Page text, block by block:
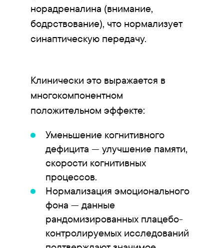
норадреналина (внимание,
бодрствование), что нормализует
синаптическую передачу.
Клинически это выражается в
многокомпонентном
положительном эффекте:
Уменьшение когнитивного
дефицита — улучшение памяти,
скорости когнитивных
процессов.
Нормализация эмоционального
фона — данные
рандомизированных плацебо-
контролируемых исследований